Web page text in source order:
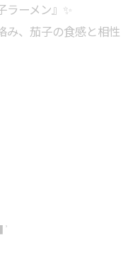
ーメン』✨
み、茄子の食感と相性